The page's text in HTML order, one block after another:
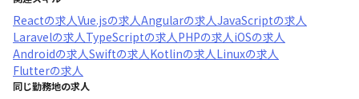
Reactの求人Vue.jsの求人Angularの求人JavaScriptの求人
Laravelの求人TypeScriptの求人PHPの求人iOSの求人
Androidの求人Swiftの求人Kotlinの求人Linuxの求人
Flutterの求人
同じ勤務地の求人